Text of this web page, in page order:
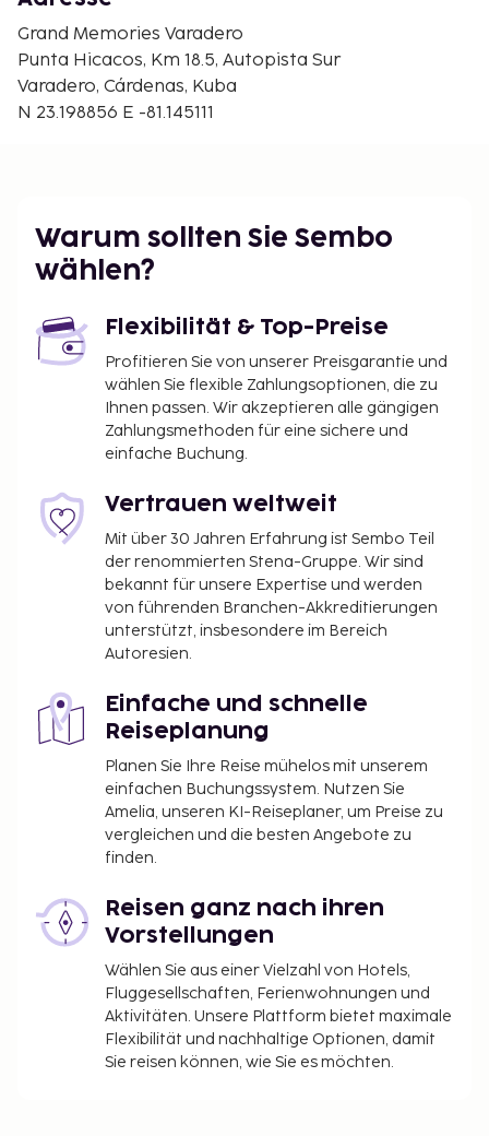
Grand Memories Varadero
Punta Hicacos, Km 18.5, Autopista Sur
Varadero, Cárdenas, Kuba
N 23.198856 E -81.145111
Warum sollten Sie Sembo
wählen?
Flexibilität & Top-Preise
Profitieren Sie von unserer Preisgarantie und
wählen Sie flexible Zahlungsoptionen, die zu
Ihnen passen. Wir akzeptieren alle gängigen
Zahlungsmethoden für eine sichere und
einfache Buchung.
Vertrauen weltweit
Mit über 30 Jahren Erfahrung ist Sembo Teil
der renommierten Stena-Gruppe. Wir sind
bekannt für unsere Expertise und werden
von führenden Branchen-Akkreditierungen
unterstützt, insbesondere im Bereich
Autoresien.
Einfache und schnelle
Reiseplanung
Planen Sie Ihre Reise mühelos mit unserem
einfachen Buchungssystem. Nutzen Sie
Amelia, unseren KI-Reiseplaner, um Preise zu
vergleichen und die besten Angebote zu
finden.
Reisen ganz nach ihren
Vorstellungen
Wählen Sie aus einer Vielzahl von Hotels,
Fluggesellschaften, Ferienwohnungen und
Aktivitäten. Unsere Plattform bietet maximale
Flexibilität und nachhaltige Optionen, damit
Sie reisen können, wie Sie es möchten.